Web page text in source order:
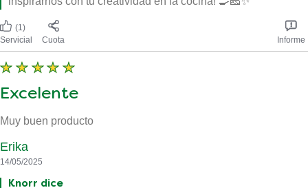
(1)
Servicial
Cuota Informe
Excelente
Muy buen producto
Erika
14/05/2025
Knorr dice